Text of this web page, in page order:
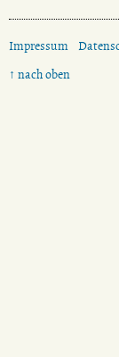
Impressum
↑ nach oben